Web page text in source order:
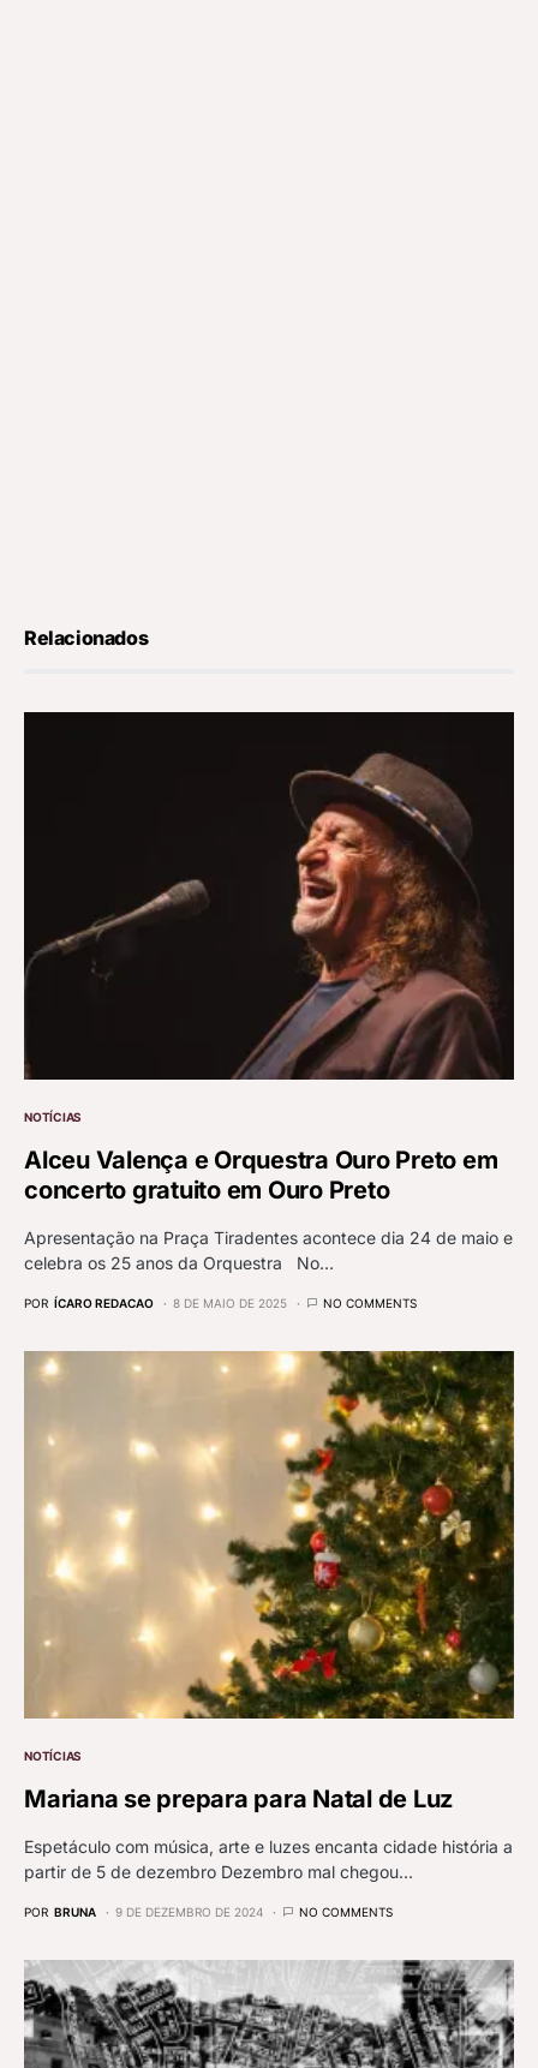
Relacionados
NOTÍCIAS
Alceu Valença e Orquestra Ouro Preto em
concerto gratuito em Ouro Preto
Apresentação na Praça Tiradentes acontece dia 24 de maio e
celebra os 25 anos da Orquestra No…
POR ÍCARO REDACAO 8 DE MAIO DE 2025 NO COMMENTS
NOTÍCIAS
Mariana se prepara para Natal de Luz
Espetáculo com música, arte e luzes encanta cidade história a
partir de 5 de dezembro Dezembro mal chegou…
POR BRUNA 9 DE DEZEMBRO DE 2024 NO COMMENTS